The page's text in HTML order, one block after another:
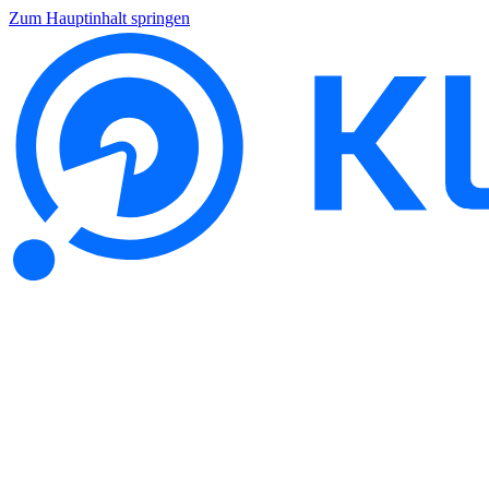
Zum Hauptinhalt springen